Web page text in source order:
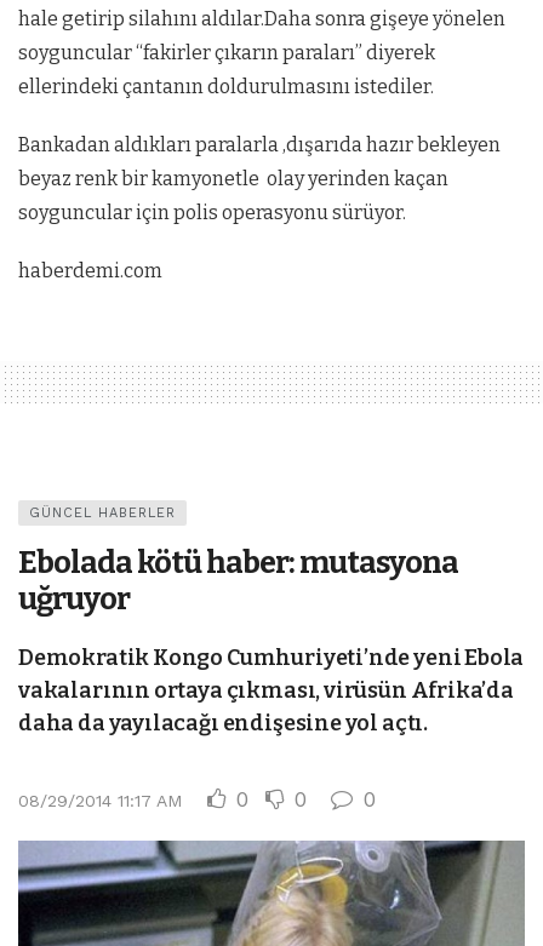
hale getirip silahını aldılar.Daha sonra gişeye yönelen
soyguncular “fakirler çıkarın paraları” diyerek
ellerindeki çantanın doldurulmasını istediler.
Bankadan aldıkları paralarla ,dışarıda hazır bekleyen
beyaz renk bir kamyonetle olay yerinden kaçan
soyguncular için polis operasyonu sürüyor.
haberdemi.com
GÜNCEL HABERLER
Ebolada kötü haber: mutasyona
uğruyor
Demokratik Kongo Cumhuriyeti’nde yeni Ebola
vakalarının ortaya çıkması, virüsün Afrika’da
daha da yayılacağı endişesine yol açtı.
08/29/2014 11:17 AM 0 0 0